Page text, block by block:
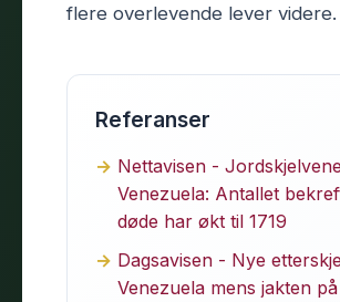
flere overlevende lever videre.
Referanser
Nettavisen -
Venezuela: Antallet
døde har økt til 1719
Dagsavisen - Nye
Venezuela mens jakten på